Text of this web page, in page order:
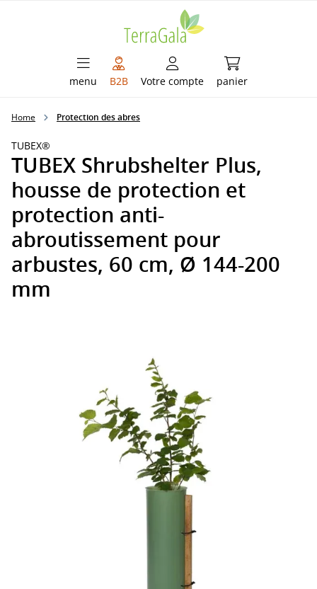
menu B2B Votre compte panier
Le panier
Home Protection des abres
TUBEX®
TUBEX Shrubshelter Plus,
housse de protection et
protection anti-
abroutissement pour
arbustes, 60 cm, Ø 144-200
mm